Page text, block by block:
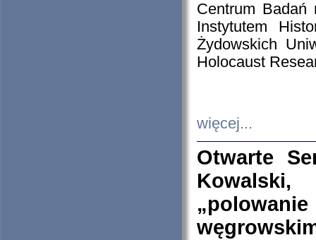
Centrum Badań
Instytutem
Żydowskich
Holocaust
więcej...
Otwarte